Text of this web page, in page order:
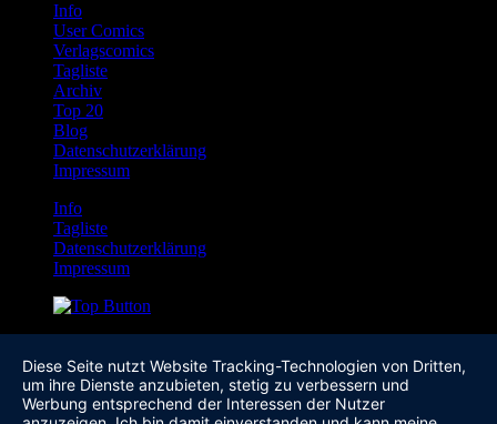
Info
User Comics
Verlagscomics
Tagliste
Archiv
Top 20
Blog
Datenschutzerklärung
Impressum
Info
Tagliste
Datenschutzerklärung
Impressum
Diese Seite nutzt Website Tracking-Technologien von Dritten,
um ihre Dienste anzubieten, stetig zu verbessern und
Werbung entsprechend der Interessen der Nutzer